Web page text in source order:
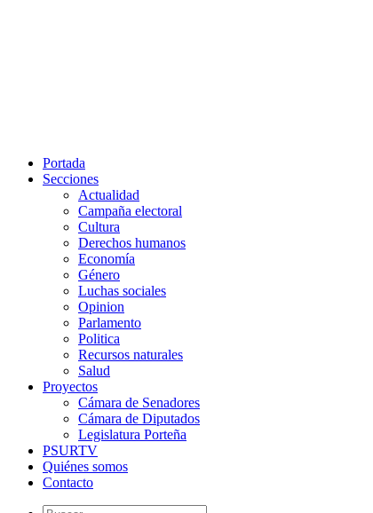
Portada
Secciones
Actualidad
Campaña electoral
Cultura
Derechos humanos
Economía
Género
Luchas sociales
Opinion
Parlamento
Politica
Recursos naturales
Salud
Proyectos
Cámara de Senadores
Cámara de Diputados
Legislatura Porteña
PSURTV
Quiénes somos
Contacto